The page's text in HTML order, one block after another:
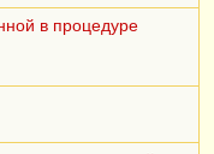
в процедуре